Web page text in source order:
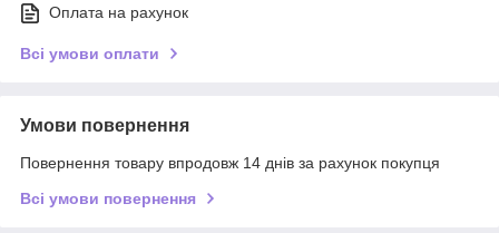
Оплата на рахунок
Всі умови оплати
Умови повернення
Повернення товару впродовж 14 днів за рахунок покупця
Всі умови повернення